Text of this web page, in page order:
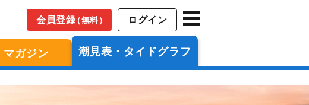
会員登録（無料） ログイン
マガジン 潮見表・タイドグラフ